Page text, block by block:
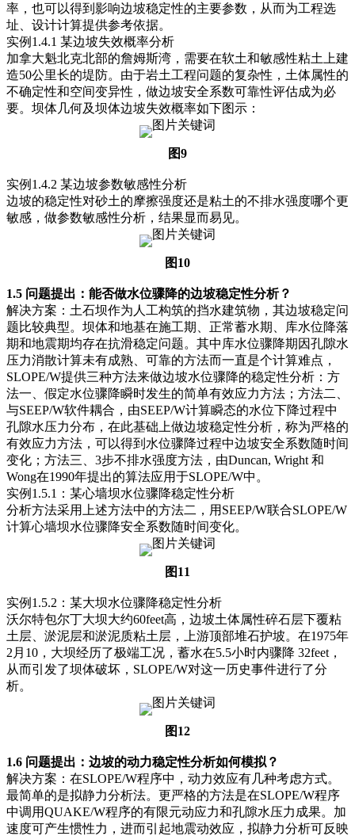
率，也可以得到影响边坡稳定性的主要参数，从而为工程选
址、设计计算提供参考依据。
实例1.4.1 某边坡失效概率分析
加拿大魁北克北部的詹姆斯湾，需要在软土和敏感性粘土上建
造50公里长的堤防。由于岩土工程问题的复杂性，土体属性的
不确定性和空间变异性，做边坡安全系数可靠性评估成为必
要。坝体几何及坝体边坡失效概率如下图示：
图9
实例1.4.2 某边坡参数敏感性分析
边坡的稳定性对砂土的摩擦强度还是粘土的不排水强度哪个更
敏感，做参数敏感性分析，结果显而易见。
图10
1.5 问题提出：能否做水位骤降的边坡稳定性分析？
解决方案：土石坝作为人工构筑的挡水建筑物，其边坡稳定问
题比较典型。坝体和地基在施工期、正常蓄水期、库水位降落
期和地震期均存在抗滑稳定问题。其中库水位骤降期因孔隙水
压力消散计算未有成熟、可靠的方法而一直是个计算难点，
SLOPE/W提供三种方法来做边坡水位骤降的稳定性分析：方
法一、假定水位骤降瞬时发生的简单有效应力方法；方法二、
与SEEP/W软件耦合，由SEEP/W计算瞬态的水位下降过程中
孔隙水压力分布，在此基础上做边坡稳定性分析，称为严格的
有效应力方法，可以得到水位骤降过程中边坡安全系数随时间
变化；方法三、3步不排水强度方法，由Duncan, Wright 和
Wong在1990年提出的算法应用于SLOPE/W中。
实例1.5.1：某心墙坝水位骤降稳定性分析
分析方法采用上述方法中的方法二，用SEEP/W联合SLOPE/W
计算心墙坝水位骤降安全系数随时间变化。
图11
实例1.5.2：某大坝水位骤降稳定性分析
沃尔特包尔丁大坝大约60feet高，边坡土体属性碎石层下覆粘
土层、淤泥层和淤泥质粘土层，上游顶部堆石护坡。在1975年
2月10，大坝经历了极端工况，蓄水在5.5小时内骤降 32feet，
从而引发了坝体破坏，SLOPE/W对这一历史事件进行了分
析。
图12
1.6 问题提出：边坡的动力稳定性分析如何模拟？
解决方案：在SLOPE/W程序中，动力效应有几种考虑方式。
最简单的是拟静力分析法。更严格的方法是在SLOPE/W程序
中调用QUAKE/W程序的有限元动应力和孔隙水压力成果。加
速度可产生惯性力，进而引起地震动效应，拟静力分析可反映